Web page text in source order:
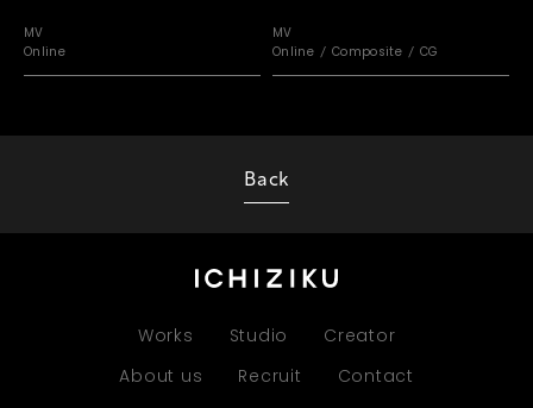
MV
Online
MV
Online
Composite CG
Back
Works Studio Creator
About us Recruit Contact